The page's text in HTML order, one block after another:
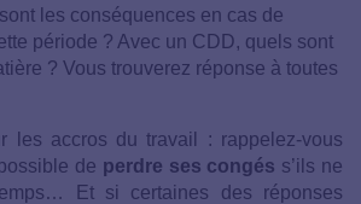
les conséquences en cas de
période ? Avec un CDD, quels sont
? Vous trouverez réponse à toutes
les accros du travail : rappelez-vous
de perdre ses congés s’ils ne
Et si certaines des réponses